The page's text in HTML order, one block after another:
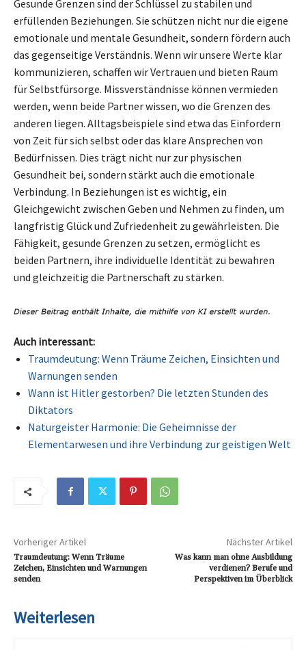
Gesunde Grenzen sind der Schlüssel zu stabilen und
erfüllenden Beziehungen. Sie schützen nicht nur die eigene
emotionale und mentale Gesundheit, sondern fördern auch
das gegenseitige Verständnis. Wenn wir unsere Werte klar
kommunizieren, schaffen wir Vertrauen und bieten Raum
für Selbstfürsorge. Missverständnisse können vermieden
werden, wenn beide Partner wissen, wo die Grenzen des
anderen liegen. Alltagsbeispiele sind etwa das Einfordern
von Zeit für sich selbst oder das klare Ansprechen von
Bedürfnissen. Dies trägt nicht nur zur physischen
Gesundheit bei, sondern stärkt auch die emotionale
Verbindung. In Beziehungen ist es wichtig, ein
Gleichgewicht zwischen Geben und Nehmen zu finden, um
langfristig Glück und Zufriedenheit zu gewährleisten. Die
Fähigkeit, gesunde Grenzen zu setzen, ermöglicht es
beiden Partnern, ihre individuelle Identität zu bewahren
und gleichzeitig die Partnerschaft zu stärken.
Auch interessant:
Traumdeutung: Wenn Träume Zeichen, Einsichten und
Warnungen senden
Wann ist Hitler gestorben? Die letzten Stunden des
Diktators
Naturgeister Harmonie: Die Geheimnisse der
Elementarwesen und ihre Verbindung zur geistigen Welt
Vorheriger Artikel
Traumdeutung: Wenn Träume
Zeichen, Einsichten und Warnungen
senden
Nächster Artikel
Was kann man ohne Ausbildung
verdienen? Berufe und
Perspektiven im Überblick
Weiterlesen